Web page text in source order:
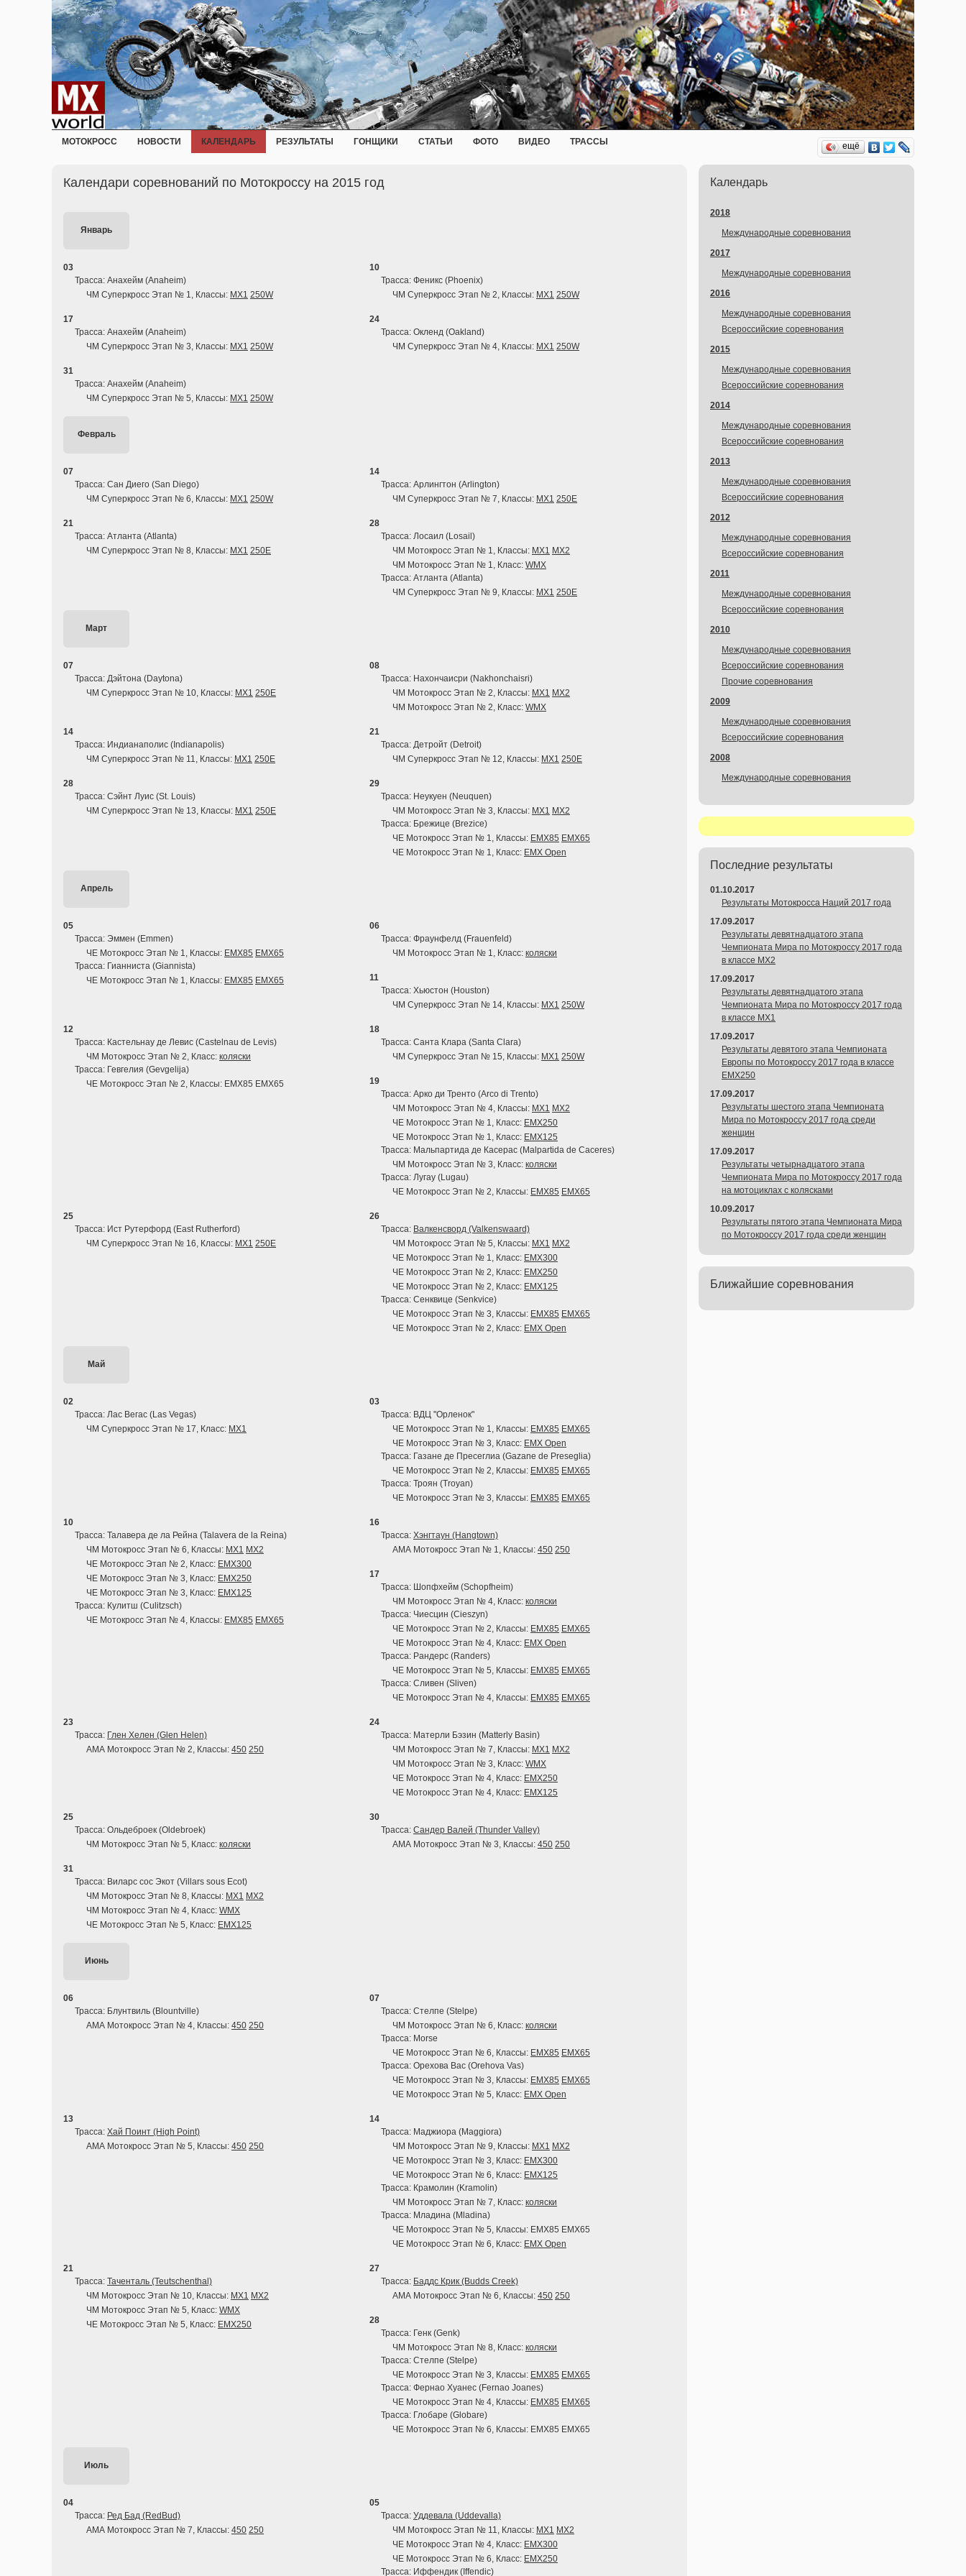
МОТОКРОСС НОВОСТИ КАЛЕНДАРЬ РЕЗУЛЬТАТЫ ГОНЩИКИ СТАТЬИ ФОТО ВИДЕО ТРАССЫ ещё
Календари соревнований по Мотокроссу на 2015 год
Январь
03
Трасса: Анахейм (Anaheim)
ЧМ Суперкросс Этап № 1, Классы: MX1 250W
10
Трасса: Феникс (Phoenix)
ЧМ Суперкросс Этап № 2, Классы: MX1 250W
17
Трасса: Анахейм (Anaheim)
ЧМ Суперкросс Этап № 3, Классы: MX1 250W
24
Трасса: Окленд (Oakland)
ЧМ Суперкросс Этап № 4, Классы: MX1 250W
31
Трасса: Анахейм (Anaheim)
ЧМ Суперкросс Этап № 5, Классы: MX1 250W
Февраль
07
Трасса: Сан Диего (San Diego)
ЧМ Суперкросс Этап № 6, Классы: MX1 250W
14
Трасса: Арлингтон (Arlington)
ЧМ Суперкросс Этап № 7, Классы: MX1 250E
21
Трасса: Атланта (Atlanta)
ЧМ Суперкросс Этап № 8, Классы: MX1 250E
28
Трасса: Лосаил (Losail)
ЧМ Мотокросс Этап № 1, Классы: MX1 MX2
ЧМ Мотокросс Этап № 1, Класс: WMX
Трасса: Атланта (Atlanta)
ЧМ Суперкросс Этап № 9, Классы: MX1 250E
Март
07
Трасса: Дэйтона (Daytona)
ЧМ Суперкросс Этап № 10, Классы: MX1 250E
08
Трасса: Нахончаисри (Nakhonchaisri)
ЧМ Мотокросс Этап № 2, Классы: MX1 MX2
ЧМ Мотокросс Этап № 2, Класс: WMX
14
Трасса: Индианаполис (Indianapolis)
ЧМ Суперкросс Этап № 11, Классы: MX1 250E
21
Трасса: Детройт (Detroit)
ЧМ Суперкросс Этап № 12, Классы: MX1 250E
28
Трасса: Сэйнт Луис (St. Louis)
ЧМ Суперкросс Этап № 13, Классы: MX1 250E
29
Трасса: Неукуен (Neuquen)
ЧМ Мотокросс Этап № 3, Классы: MX1 MX2
Трасса: Брежице (Brezice)
ЧЕ Мотокросс Этап № 1, Классы: EMX85 EMX65
ЧЕ Мотокросс Этап № 1, Класс: EMX Open
Апрель
05
Трасса: Эммен (Emmen)
ЧЕ Мотокросс Этап № 1, Классы: EMX85 EMX65
Трасса: Гианниста (Giannista)
ЧЕ Мотокросс Этап № 1, Классы: EMX85 EMX65
06
Трасса: Фраунфелд (Frauenfeld)
ЧМ Мотокросс Этап № 1, Класс: коляски
11
Трасса: Хьюстон (Houston)
ЧМ Суперкросс Этап № 14, Классы: MX1 250W
12
Трасса: Кастельнау де Левис (Castelnau de Levis)
ЧМ Мотокросс Этап № 2, Класс: коляски
Трасса: Гевгелия (Gevgelija)
ЧЕ Мотокросс Этап № 2, Классы: EMX85 EMX65
18
Трасса: Санта Клара (Santa Clara)
ЧМ Суперкросс Этап № 15, Классы: MX1 250W
19
Трасса: Арко ди Тренто (Arco di Trento)
ЧМ Мотокросс Этап № 4, Классы: MX1 MX2
ЧЕ Мотокросс Этап № 1, Класс: EMX250
ЧЕ Мотокросс Этап № 1, Класс: EMX125
Трасса: Мальпартида де Касерас (Malpartida de Caceres)
ЧМ Мотокросс Этап № 3, Класс: коляски
Трасса: Лугау (Lugau)
ЧЕ Мотокросс Этап № 2, Классы: EMX85 EMX65
25
Трасса: Ист Рутерфорд (East Rutherford)
ЧМ Суперкросс Этап № 16, Классы: MX1 250E
26
Трасса: Валкенсворд (Valkenswaard)
ЧМ Мотокросс Этап № 5, Классы: MX1 MX2
ЧЕ Мотокросс Этап № 1, Класс: EMX300
ЧЕ Мотокросс Этап № 2, Класс: EMX250
ЧЕ Мотокросс Этап № 2, Класс: EMX125
Трасса: Сенквице (Senkvice)
ЧЕ Мотокросс Этап № 3, Классы: EMX85 EMX65
ЧЕ Мотокросс Этап № 2, Класс: EMX Open
Май
02
Трасса: Лас Вегас (Las Vegas)
ЧМ Суперкросс Этап № 17, Класс: MX1
03
Трасса: ВДЦ "Орленок"
ЧЕ Мотокросс Этап № 1, Классы: EMX85 EMX65
ЧЕ Мотокросс Этап № 3, Класс: EMX Open
Трасса: Газане де Пресеглиа (Gazane de Preseglia)
ЧЕ Мотокросс Этап № 2, Классы: EMX85 EMX65
Трасса: Троян (Troyan)
ЧЕ Мотокросс Этап № 3, Классы: EMX85 EMX65
10
Трасса: Талавера де ла Рейна (Talavera de la Reina)
ЧМ Мотокросс Этап № 6, Классы: MX1 MX2
ЧЕ Мотокросс Этап № 2, Класс: EMX300
ЧЕ Мотокросс Этап № 3, Класс: EMX250
ЧЕ Мотокросс Этап № 3, Класс: EMX125
Трасса: Кулитш (Culitzsch)
ЧЕ Мотокросс Этап № 4, Классы: EMX85 EMX65
16
Трасса: Хэнгтаун (Hangtown)
АМА Мотокросс Этап № 1, Классы: 450 250
17
Трасса: Шопфхейм (Schopfheim)
ЧМ Мотокросс Этап № 4, Класс: коляски
Трасса: Чиесцин (Cieszyn)
ЧЕ Мотокросс Этап № 2, Классы: EMX85 EMX65
ЧЕ Мотокросс Этап № 4, Класс: EMX Open
Трасса: Рандерс (Randers)
ЧЕ Мотокросс Этап № 5, Классы: EMX85 EMX65
Трасса: Сливен (Sliven)
ЧЕ Мотокросс Этап № 4, Классы: EMX85 EMX65
23
Трасса: Глен Хелен (Glen Helen)
АМА Мотокросс Этап № 2, Классы: 450 250
24
Трасса: Матерли Бэзин (Matterly Basin)
ЧМ Мотокросс Этап № 7, Классы: MX1 MX2
ЧМ Мотокросс Этап № 3, Класс: WMX
ЧЕ Мотокросс Этап № 4, Класс: EMX250
ЧЕ Мотокросс Этап № 4, Класс: EMX125
25
Трасса: Ольдеброек (Oldebroek)
ЧМ Мотокросс Этап № 5, Класс: коляски
30
Трасса: Сандер Валей (Thunder Valley)
АМА Мотокросс Этап № 3, Классы: 450 250
31
Трасса: Виларс сос Экот (Villars sous Ecot)
ЧМ Мотокросс Этап № 8, Классы: MX1 MX2
ЧМ Мотокросс Этап № 4, Класс: WMX
ЧЕ Мотокросс Этап № 5, Класс: EMX125
Июнь
06
Трасса: Блунтвиль (Blountville)
АМА Мотокросс Этап № 4, Классы: 450 250
07
Трасса: Стелпе (Stelpe)
ЧМ Мотокросс Этап № 6, Класс: коляски
Трасса: Morse
ЧЕ Мотокросс Этап № 6, Классы: EMX85 EMX65
Трасса: Орехова Вас (Orehova Vas)
ЧЕ Мотокросс Этап № 3, Классы: EMX85 EMX65
ЧЕ Мотокросс Этап № 5, Класс: EMX Open
13
Трасса: Хай Поинт (High Point)
АМА Мотокросс Этап № 5, Классы: 450 250
14
Трасса: Маджиора (Maggiora)
ЧМ Мотокросс Этап № 9, Классы: MX1 MX2
ЧЕ Мотокросс Этап № 3, Класс: EMX300
ЧЕ Мотокросс Этап № 6, Класс: EMX125
Трасса: Крамолин (Kramolin)
ЧМ Мотокросс Этап № 7, Класс: коляски
Трасса: Младина (Mladina)
ЧЕ Мотокросс Этап № 5, Классы: EMX85 EMX65
ЧЕ Мотокросс Этап № 6, Класс: EMX Open
21
Трасса: Таченталь (Teutschenthal)
ЧМ Мотокросс Этап № 10, Классы: MX1 MX2
ЧМ Мотокросс Этап № 5, Класс: WMX
ЧЕ Мотокросс Этап № 5, Класс: EMX250
27
Трасса: Баддс Крик (Budds Creek)
АМА Мотокросс Этап № 6, Классы: 450 250
28
Трасса: Генк (Genk)
ЧМ Мотокросс Этап № 8, Класс: коляски
Трасса: Стелпе (Stelpe)
ЧЕ Мотокросс Этап № 3, Классы: EMX85 EMX65
Трасса: Фернао Хуанес (Fernao Joanes)
ЧЕ Мотокросс Этап № 4, Классы: EMX85 EMX65
Трасса: Глобаре (Globare)
ЧЕ Мотокросс Этап № 6, Классы: EMX85 EMX65
Июль
04
Трасса: Ред Бад (RedBud)
АМА Мотокросс Этап № 7, Классы: 450 250
05
Трасса: Уддевала (Uddevalla)
ЧМ Мотокросс Этап № 11, Классы: MX1 MX2
ЧЕ Мотокросс Этап № 4, Класс: EMX300
ЧЕ Мотокросс Этап № 6, Класс: EMX250
Трасса: Иффендик (Iffendic)
Календарь
2018
Международные соревнования
2017
Международные соревнования
2016
Международные соревнования
Всероссийские соревнования
2015
Международные соревнования
Всероссийские соревнования
2014
Международные соревнования
Всероссийские соревнования
2013
Международные соревнования
Всероссийские соревнования
2012
Международные соревнования
Всероссийские соревнования
2011
Международные соревнования
Всероссийские соревнования
2010
Международные соревнования
Всероссийские соревнования
Прочие соревнования
2009
Международные соревнования
Всероссийские соревнования
2008
Международные соревнования
Последние результаты
01.10.2017
Результаты Мотокросса Наций 2017 года
17.09.2017
Результаты девятнадцатого этапа
Чемпионата Мира по Мотокроссу 2017 года
в классе MX2
17.09.2017
Результаты девятнадцатого этапа
Чемпионата Мира по Мотокроссу 2017 года
в классе MX1
17.09.2017
Результаты девятого этапа Чемпионата
Европы по Мотокроссу 2017 года в классе
EMX250
17.09.2017
Результаты шестого этапа Чемпионата
Мира по Мотокроссу 2017 года среди
женщин
17.09.2017
Результаты четырнадцатого этапа
Чемпионата Мира по Мотокроссу 2017 года
на мотоциклах с колясками
10.09.2017
Результаты пятого этапа Чемпионата Мира
по Мотокроссу 2017 года среди женщин
Ближайшие соревнования